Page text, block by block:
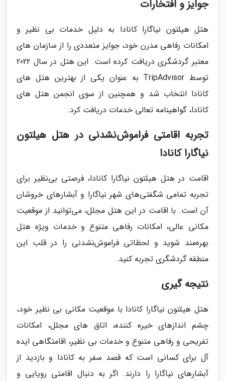
جوایز و افتخارات
هتل هیلتون نیاگارا کانادا به دلیل خدمات بی نظیر و
امکانات رفاهی مدرن خود، جوایز متعددی را از سازمان های
معتبر گردشگری دریافت کرده است. این هتل در سال 2022
توسط TripAdvisor به عنوان یکی از بهترین هتل های
کانادا انتخاب شد و همچنین از سوی انجمن هتل های
کانادا، گواهینامه تعالی خدمات دریافت کرد.
تجربه اقامتی فراموش‌نشدنی در هتل هیلتون
نیاگارا کانادا
اقامت در هتل هیلتون نیاگارا کانادا، فرصتی بی‌نظیر برای
تجربه تمامی شگفتی‌های شهر نیاگارا و آبشارهای خروشان
آن است. با اقامت در این هتل مجلل، می‌توانید از موقعیت
مکانی عالی، امکانات رفاهی متنوع و خدمات ویژه هتل
بهره‌مند شوید و لحظاتی فراموش‌نشدنی را در قلب این
منطقه گردشگری تجربه کنید.
نتیجه گیری
هتل هیلتون نیاگارا کانادا با موقعیت مکانی بی نظیر خود،
چشم اندازهای خیره کننده، اتاق های مجلل، امکانات
تفریحی و رفاهی متنوع و خدمات بی نظیر، اقامتگاهی ایده
آل برای کسانی است که قصد سفر به کانادا و بازدید از
آبشارهای نیاگارا را دارند. اگر به دنبال اقامتی رویایی و